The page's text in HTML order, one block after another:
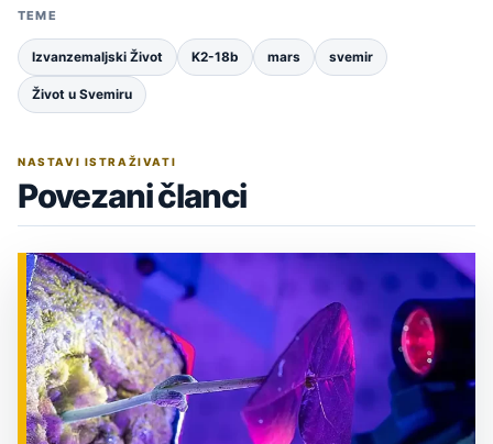
TEME
Izvanzemaljski Život K2-18b mars svemir
Život u Svemiru
NASTAVI ISTRAŽIVATI
Povezani članci